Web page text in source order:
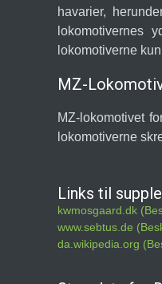
havarier,
lokomotivernes
lokomotiverne
MZ-
MZ-lokomotivet
lokomotiverne
Links til
kwmosgaard.dk
www.sebtus.de
da.wikipedia.org